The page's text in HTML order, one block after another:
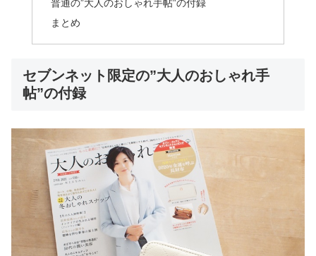
普通の”大人のおしゃれ手帖”の付録
まとめ
セブンネット限定の”大人のおしゃれ手
帖”の付録